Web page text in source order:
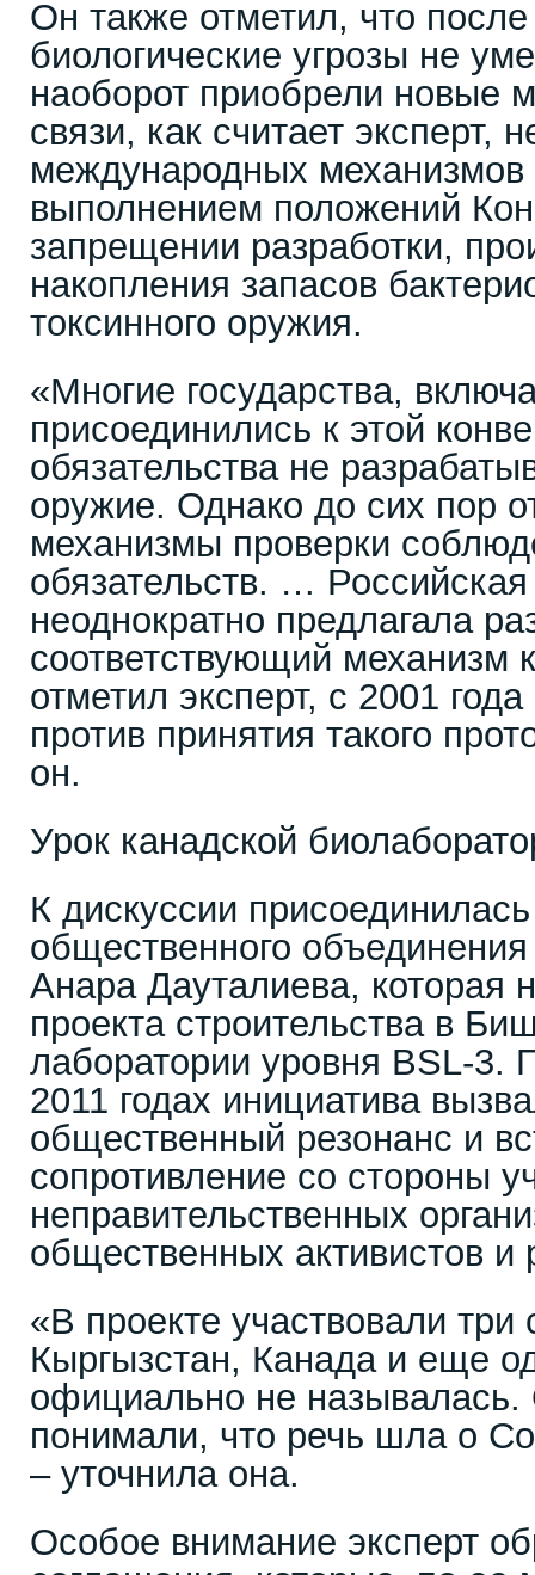
Он также отметил, что
биологические угрозы не
наоборот приобрели новые
связи, как считает эксперт,
международных механизмов
выполнением положений
запрещении разработки,
накопления запасов
токсинного оружия.
«Многие государства,
присоединились к этой
обязательства не
оружие. Однако до сих пор
механизмы проверки
обязательств. …
неоднократно предлагала
соответствующий механизм
отметил эксперт, с 2001
против принятия такого
он.
Урок канадской
К дискуссии
общественного объединения
Анара Дауталиева, которая
проекта строительства в
лаборатории уровня BSL-3.
2011 годах инициатива
общественный резонанс и
сопротивление со стороны
неправительственных
общественных активистов и
«В проекте участвовали три
Кыргызстан, Канада и еще
официально не
понимали, что речь шла о
– уточнила она.
Особое внимание эксперт